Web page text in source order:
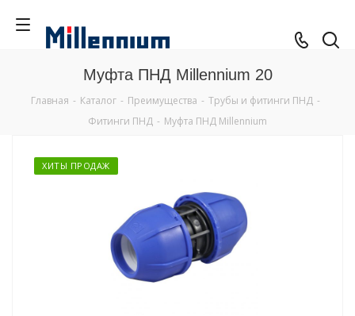
Муфта ПНД Millennium 20
Главная - Каталог - Преимущества - Трубы и фитинги ПНД -
Фитинги ПНД - Муфта ПНД Millennium
ХИТЫ ПРОДАЖ